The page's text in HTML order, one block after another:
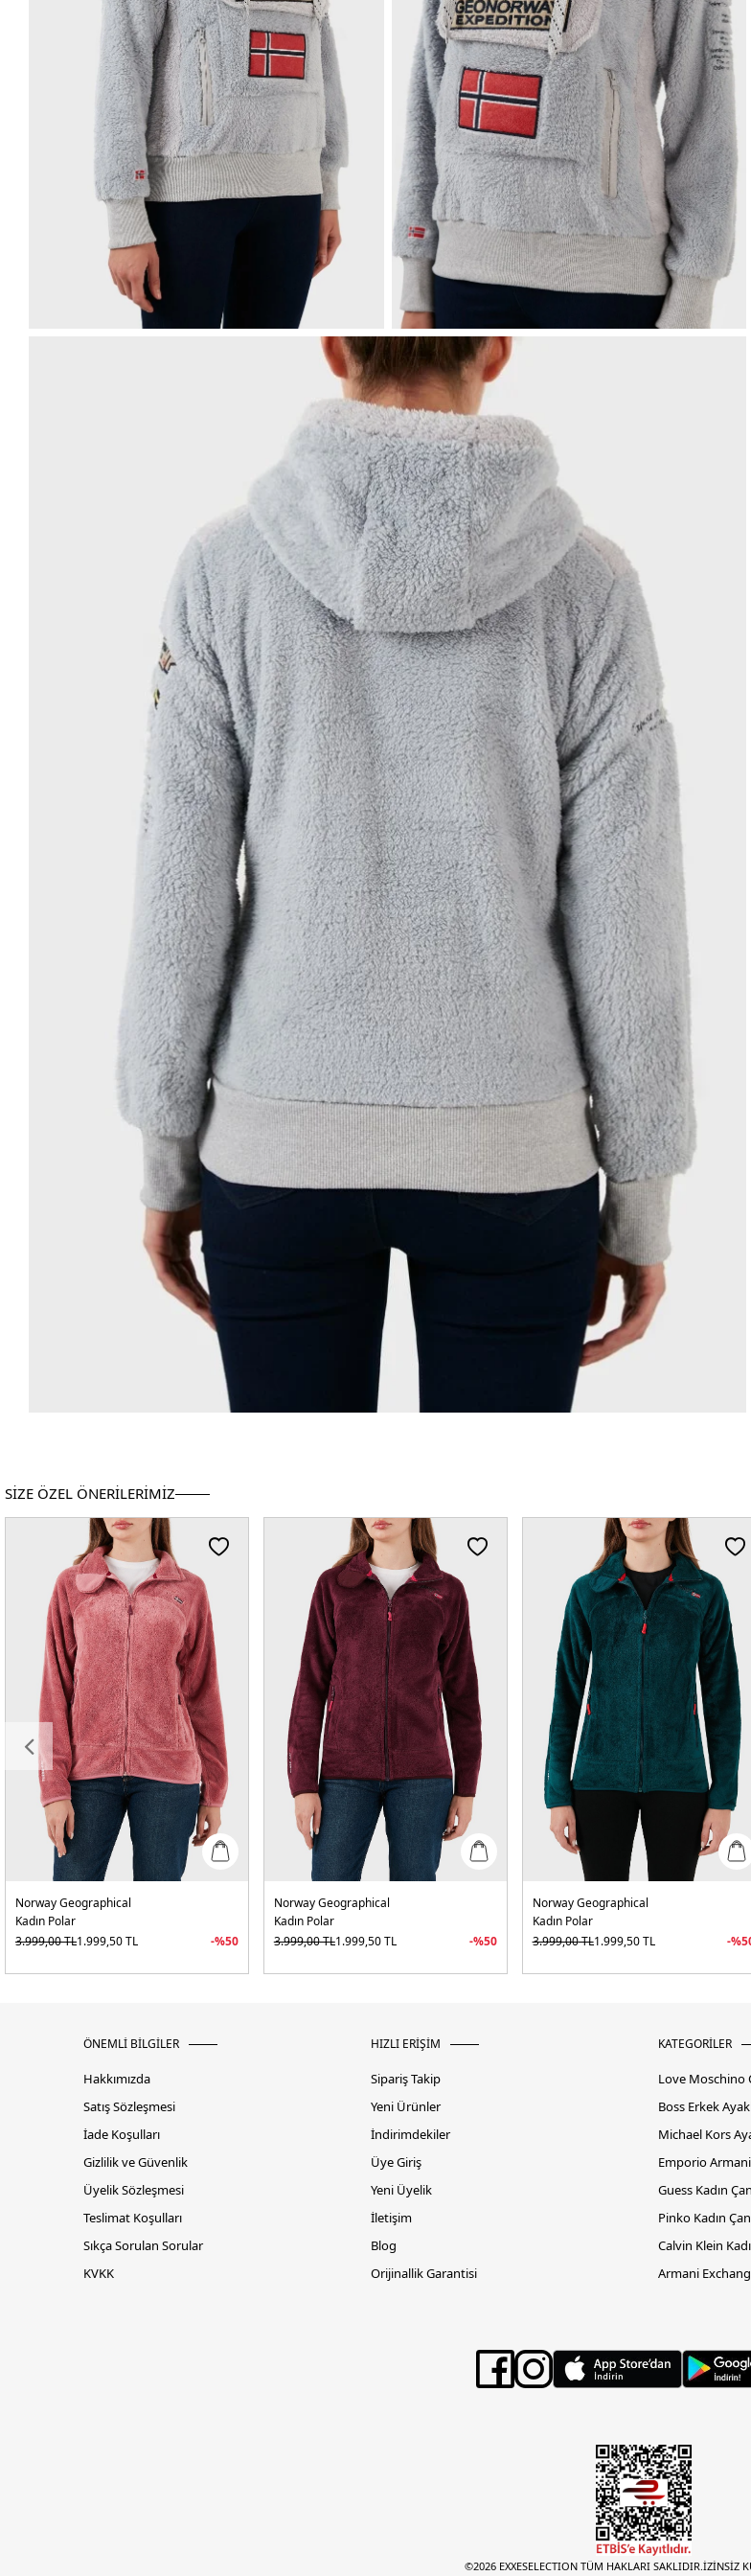
SİZE ÖZEL ÖNERİLERİMİZ
Norway Geographical
Kadın Polar
3.999,00TL1.999,50TL -%50
Norway Geographical
Kadın Polar
3.999,00TL1.999,50TL -%50
Norway Geographical
Kadın Polar
3.999,00TL1.999,50TL -%
ÖNEMLİ BİLGİLER
Hakkımızda
Satış Sözleşmesi
İade Koşulları
Gizlilik ve Güvenlik
Üyelik Sözleşmesi
Teslimat Koşulları
Sıkça Sorulan Sorular
KVKK
HIZLI ERİŞİM
Sipariş Takip
Yeni Ürünler
İndirimdekiler
Üye Giriş
Yeni Üyelik
İletişim
Blog
Orijinallik Garantisi
KATEGORİLER
Love Moschino
Boss Erkek
Michael Kors
Emporio
Guess Kadın
Pinko Kadın
Calvin Klein
Armani
©2026 EXXESELECTION TÜM HAKLARI SAKLIDIR.İZİNSİZ